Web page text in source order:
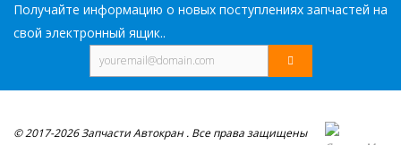
Получайте информацию о новых поступлениях запчастей на
свой электронный ящик..
© 2017-2026 Запчасти Автокран . Все права защищены